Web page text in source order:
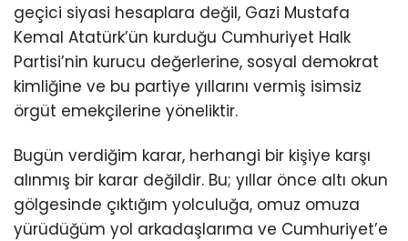
geçici siyasi hesaplara değil, Gazi Mustafa
Kemal Atatürk’ün kurduğu Cumhuriyet Halk
Partisi’nin kurucu değerlerine, sosyal demokrat
kimliğine ve bu partiye yıllarını vermiş isimsiz
örgüt emekçilerine yöneliktir.
Bugün verdiğim karar, herhangi bir kişiye karşı
alınmış bir karar değildir. Bu; yıllar önce altı okun
gölgesinde çıktığım yolculuğa, omuz omuza
yürüdüğüm yol arkadaşlarıma ve Cumhuriyet’e